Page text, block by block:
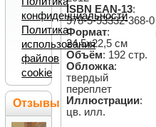
ISBN EAN-13:
978-5-93332-368-0
Формат:
24,5х22,5 см
Объём: 192 стр.
Обложка:
твердый
переплет
Иллюстрации:
цв. илл.
конфиденциальности
Политика
использования
файлов
cookie
Отзывы